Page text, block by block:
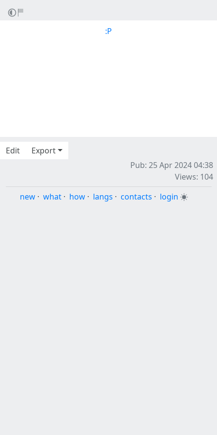
:P
Edit
Export
Pub: 25 Apr 2024 04:38
Views: 104
new · what · how · langs · contacts · login